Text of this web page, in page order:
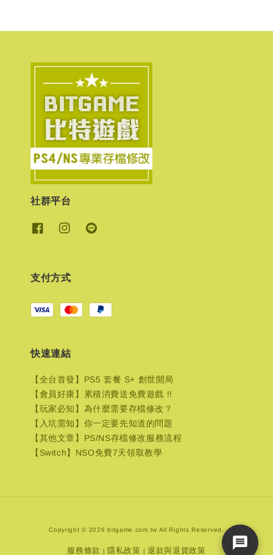
社群平台
支付方式
快速連結
【全台首發】PS5 套餐 S+ 創世開局
【會員好康】累積消費送免費遊戲 !!
【玩家必知】為什麼需要存檔修改？
【入坑需知】你一定要先知道的問題
【其他文章】PS/NS存檔修改服務流程
【Switch】NSO免費7天領取教學
Copyright © 2026 bitgame.com.tw All Rights Reserved.
服務條款 | 隱私政策 | 退款與退貨政策